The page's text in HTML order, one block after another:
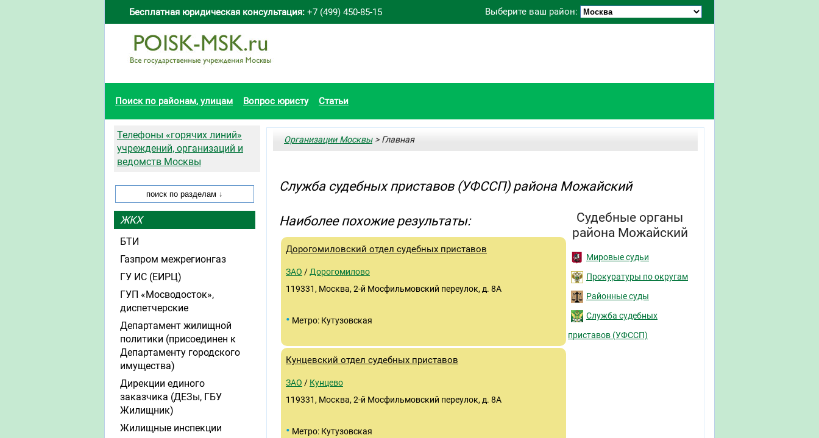
Выберите ваш район:
Бесплатная юридическая консультация: +7 (499) 450-85-15
Поиск по районам, улицам Вопрос юристу Статьи
Организации Москвы> Главная
Служба судебных приставов (УФССП) района Можайский
Наиболее похожие результаты:
Дорогомиловский отдел судебных приставов
ЗАО / Дорогомилово
119331, Москва, 2-й Мосфильмовский переулок, д. 8А
• Метро: Кутузовская
Кунцевский отдел судебных приставов
ЗАО / Кунцево
119331, Москва, 2-й Мосфильмовский переулок, д. 8А
• Метро: Кутузовская
Судебные органы
района Можайский
Мировые судьи
Прокуратуры по округам
Районные суды
Служба судебных
приставов (УФССП)
Телефоны «горячих линий»
учреждений, организаций и
ведомств Москвы
ЖКХ
БТИ
Газпром межрегионгаз
ГУ ИС (ЕИРЦ)
ГУП «Мосводосток»,
диспетчерские
Департамент жилищной
политики (присоединен к
Департаменту городского
имущества)
Дирекции единого
заказчика (ДЕЗы, ГБУ
Жилищник)
Жилищные инспекции